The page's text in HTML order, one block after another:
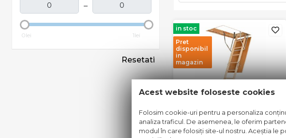
–
0lei 1lei
Resetati
in stoc
Pret
disponibil
in
magazin
Acest website foloseste cookies
Folosim cookie-uri pentru a personaliza
analiza traficul. De asemenea, le oferim
modul în care folosiți site-ul nostru. Aceștia le